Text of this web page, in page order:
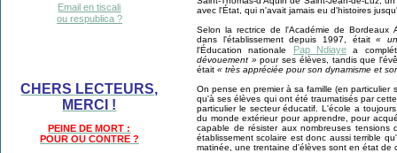
Email en tiscali
ou respublica ?
CHERS LECTEURS,
MERCI !
PEINE DE MORT :
POUR OU CONTRE ?
avec l'État, qui n'avait jamais eu d'histoires
Selon la rectrice de l'Académie de Bordeaux
dans l'établissement depuis 1997, était«
l'Éducation nationale
Pap Ndiaye a
dévouement » pour ses élèves, tandis que
était « très appréciée pour son dynamisme et
On pense en premier à sa famille (en
qu'à ses élèves qui ont été traumatisés par
particulier le secteur éducatif. L'école a
du monde extérieur pour apprendre, pour
capable de résister aux nombreuses
établissement scolaire est donc aussi terrible
matinée, une trentaine d'élèves sont en état de